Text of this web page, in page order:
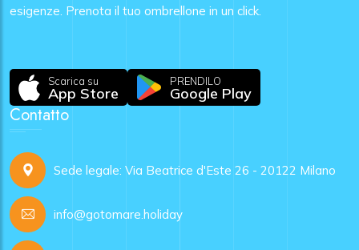
esigenze. Prenota il tuo ombrellone in un click.
Scarica su
App Store
PRENDILO
Google Play
Contatto
Sede legale: Via Beatrice d'Este 26 - 20122 Milano
info@gotomare.holiday